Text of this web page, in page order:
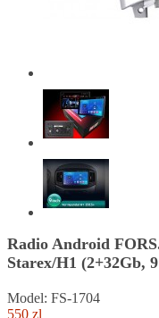
Radio Android
Starex/H1 (2+32Gb,
Model: FS-1704
550 zl